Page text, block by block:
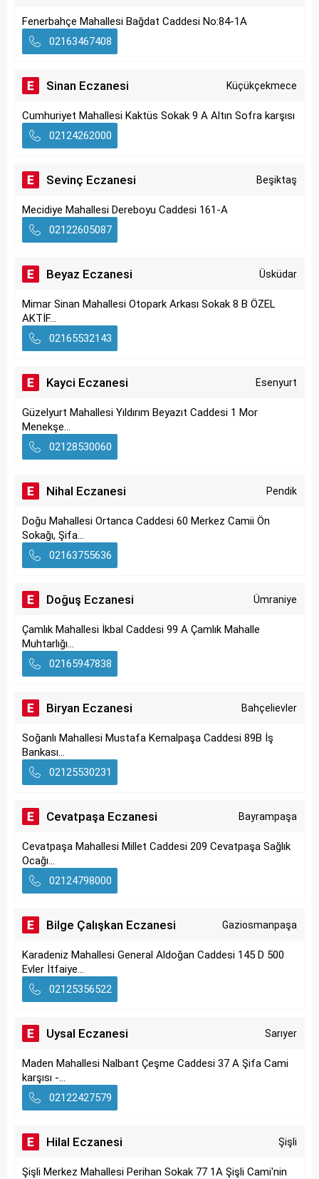
Fenerbahçe Mahallesi Bağdat Caddesi No:84-1A
02163467408
Sinan Eczanesi Küçükçekmece
Cumhuriyet Mahallesi Kaktüs Sokak 9 A Altın Sofra karşısı
02124262000
Sevinç Eczanesi Beşiktaş
Mecidiye Mahallesi Dereboyu Caddesi 161-A
02122605087
Beyaz Eczanesi Üsküdar
Mimar Sinan Mahallesi Otopark Arkası Sokak 8 B ÖZEL
AKTİF...
02165532143
Kayci Eczanesi Esenyurt
Güzelyurt Mahallesi Yıldırım Beyazıt Caddesi 1 Mor
Menekşe...
02128530060
Nihal Eczanesi Pendik
Doğu Mahallesi Ortanca Caddesi 60 Merkez Camii Ön
Sokağı, Şifa...
02163755636
Doğuş Eczanesi Ümraniye
Çamlık Mahallesi İkbal Caddesi 99 A Çamlık Mahalle
Muhtarlığı...
02165947838
Biryan Eczanesi Bahçelievler
Soğanlı Mahallesi Mustafa Kemalpaşa Caddesi 89B İş
Bankası...
02125530231
Cevatpaşa Eczanesi Bayrampaşa
Cevatpaşa Mahallesi Millet Caddesi 209 Cevatpaşa Sağlık
Ocağı...
02124798000
Bilge Çalışkan Eczanesi Gaziosmanpaşa
Karadeniz Mahallesi General Aldoğan Caddesi 145 D 500
Evler İtfaiye...
02125356522
Uysal Eczanesi Sarıyer
Maden Mahallesi Nalbant Çeşme Caddesi 37 A Şifa Cami
karşısı -...
02122427579
Hilal Eczanesi Şişli
Şişli Merkez Mahallesi Perihan Sokak 77 1A Şişli Cami'nin